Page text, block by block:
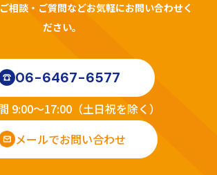
相談・ご質問などお気軽にお問い合わせく
ださい。
06-6467-6577
9:00～17:00（土日祝を除く）
メールでお問い合わせ